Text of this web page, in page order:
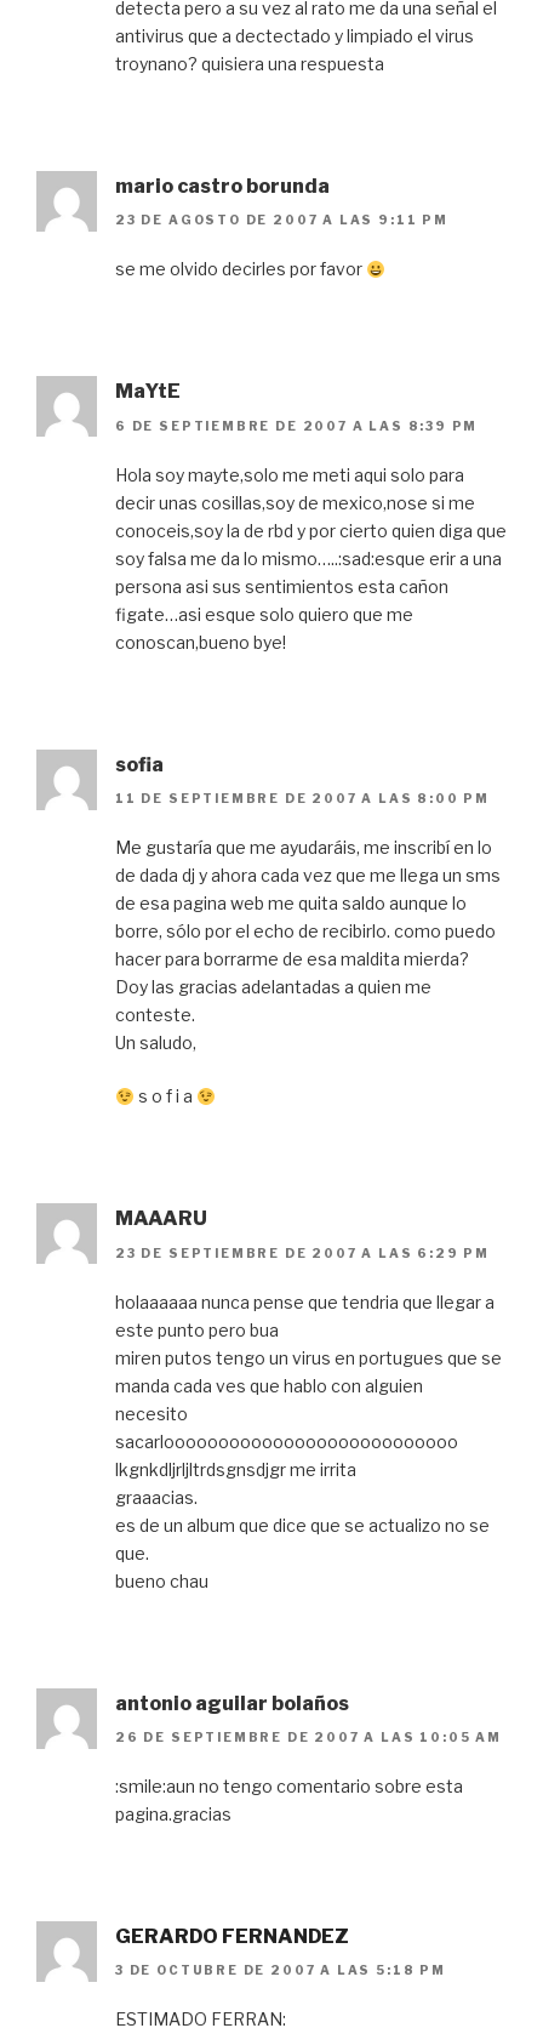
detecta pero a su vez al rato me da una señal el
antivirus que a dectectado y limpiado el virus
troynano? quisiera una respuesta
mario castro borunda
23 DE AGOSTO DE 2007 A LAS 9:11 PM
se me olvido decirles por favor
MaYtE
6 DE SEPTIEMBRE DE 2007 A LAS 8:39 PM
Hola soy mayte,solo me meti aqui solo para
decir unas cosillas,soy de mexico,nose si me
conoceis,soy la de rbd y por cierto quien diga que
soy falsa me da lo mismo…..:sad:esque erir a una
persona asi sus sentimientos esta cañon
figate…asi esque solo quiero que me
conoscan,bueno bye!
sofia
11 DE SEPTIEMBRE DE 2007 A LAS 8:00 PM
Me gustaría que me ayudaráis, me inscribí en lo
de dada dj y ahora cada vez que me llega un sms
de esa pagina web me quita saldo aunque lo
borre, sólo por el echo de recibirlo. como puedo
hacer para borrarme de esa maldita mierda?
Doy las gracias adelantadas a quien me
conteste.
Un saludo,
s o f i a
MAAARU
23 DE SEPTIEMBRE DE 2007 A LAS 6:29 PM
holaaaaaa nunca pense que tendria que llegar a
este punto pero bua
miren putos tengo un virus en portugues que se
manda cada ves que hablo con alguien
necesito
sacarlooooooooooooooooooooooooooo
lkgnkdljrljltrdsgnsdjgr me irrita
graaacias.
es de un album que dice que se actualizo no se
que.
bueno chau
antonio aguilar bolaños
26 DE SEPTIEMBRE DE 2007 A LAS 10:05 AM
:smile:aun no tengo comentario sobre esta
pagina.gracias
GERARDO FERNANDEZ
3 DE OCTUBRE DE 2007 A LAS 5:18 PM
ESTIMADO FERRAN: